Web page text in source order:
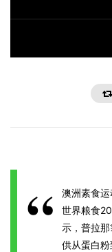
澳洲素食
世界粮食
示，普拉
供从蛋白